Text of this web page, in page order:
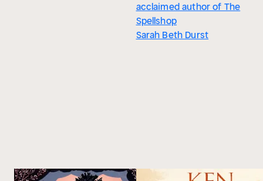
acclaimed author of The
Spellshop
Sarah Beth Durst